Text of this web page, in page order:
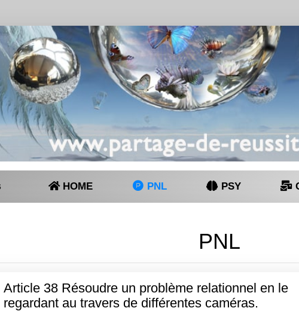
HOME PNL PSY
PNL
Article 38 Résoudre un problème relationnel en le
regardant au travers de différentes caméras.